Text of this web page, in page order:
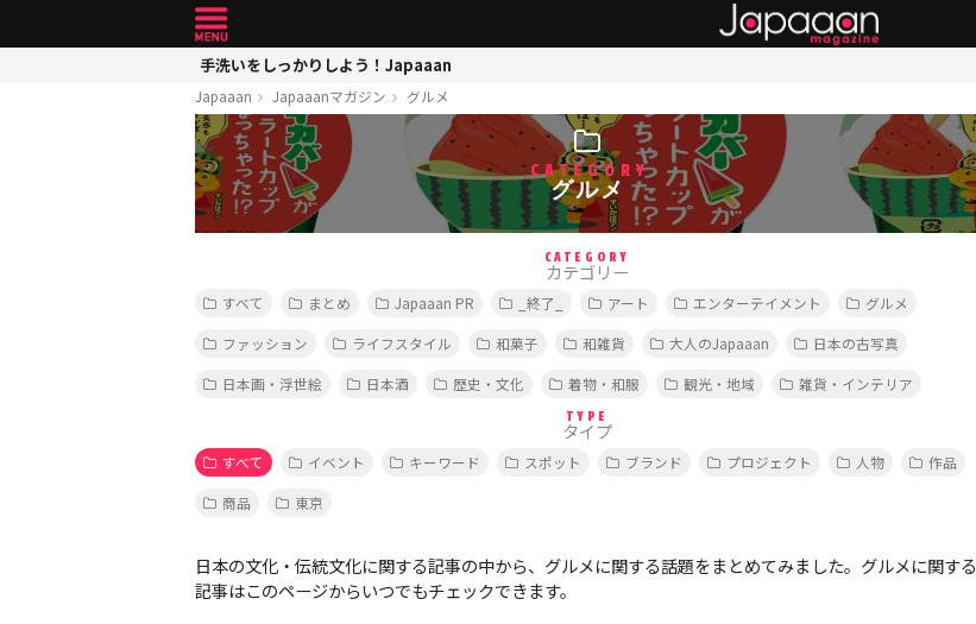
手洗いをしっかりしよう！Japaaan
Japaaan Japaaanマガジン グルメ
CATEGORY
グルメ
CATEGORY
カテゴリー
すべて まとめ Japaaan PR _終了_ アート エンターテイメント
グルメ
ファッション
ライフスタイル 和菓子 和雑貨 大人のJapaaan
日本の古写真
日本画・浮世絵
日本酒 歴史・文化 着物・和服 観光・地域 雑貨・インテリア
TYPE
タイプ
すべて イベント キーワード スポット ブランド プロジェクト 人物
作品
商品
東京
日本の文化・伝統文化に関する記事の中から、グルメに関する話題をまとめてみました。グルメに関する
記事はこのページからいつでもチェックできます。